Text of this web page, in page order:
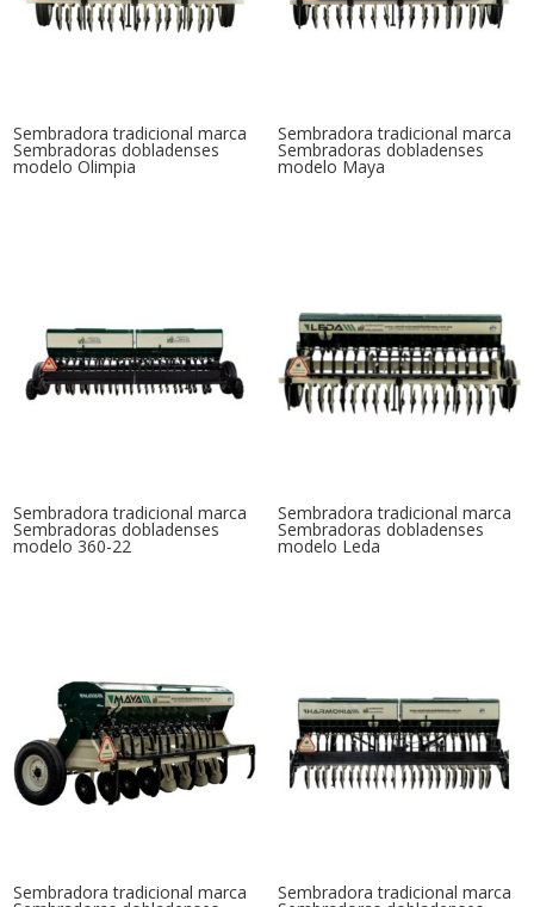
Sembradora tradicional marca
Sembradoras dobladenses
modelo Olimpia
Sembradora tradicional marca
Sembradoras dobladenses
modelo Maya
Sembradora tradicional marca
Sembradoras dobladenses
modelo 360-22
Sembradora tradicional marca
Sembradoras dobladenses
modelo Leda
Sembradora tradicional marca Sembradora tradicional marca